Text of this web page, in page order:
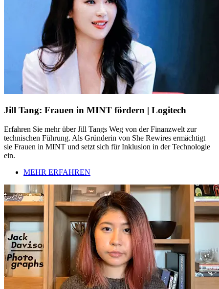
Jill Tang: Frauen in MINT fördern | Logitech
Erfahren Sie mehr über Jill Tangs Weg von der Finanzwelt zur
technischen Führung. Als Gründerin von She Rewires ermächtigt
sie Frauen in MINT und setzt sich für Inklusion in der Technologie
ein.
MEHR ERFAHREN